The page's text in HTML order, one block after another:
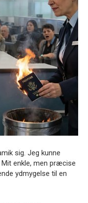
sig. Jeg kunne
enkle, men præcise
ydmygelse til en